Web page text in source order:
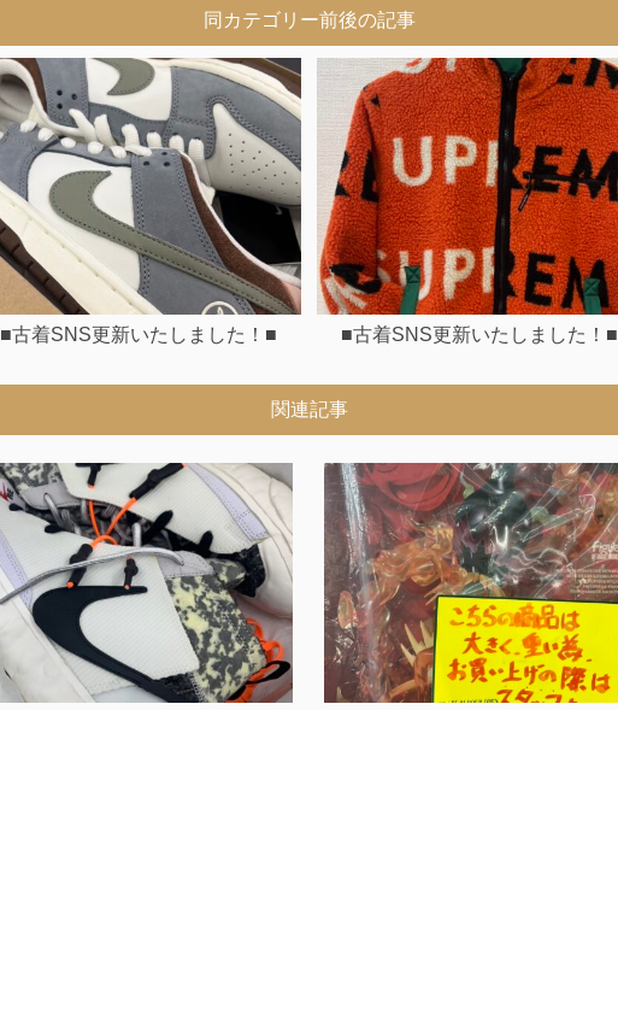
同カテゴリー前後の記事
■古着SNS更新いたしました！■ ■古着SNS更新いたしました！■
関連記事